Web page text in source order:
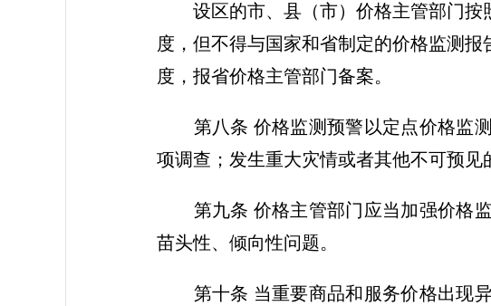
设区的市、县（市）价格主管部门按
度，但不得与国家和省制定的价格监测
度，报省价格主管部门备案。
第八条 价格监测预警以定点价格监测
项调查；发生重大灾情或者其他不可预见
第九条 价格主管部门应当加强价格监
苗头性、倾向性问题。
第十条 当重要商品和服务价格出现异